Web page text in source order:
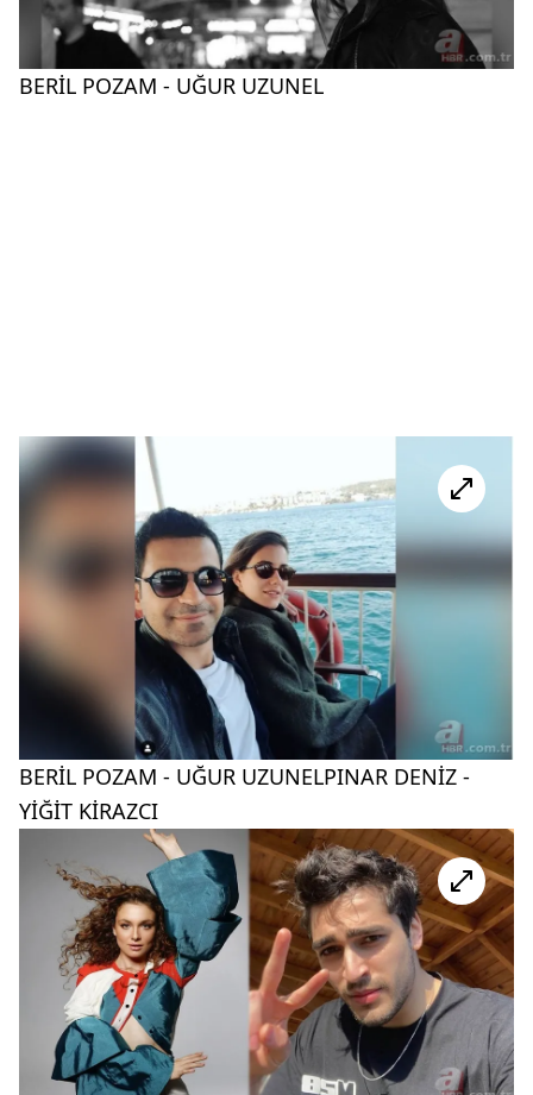
BERİL POZAM - UĞUR UZUNEL
BERİL POZAM - UĞUR UZUNELPINAR DENİZ -
YİĞİT KİRAZCI